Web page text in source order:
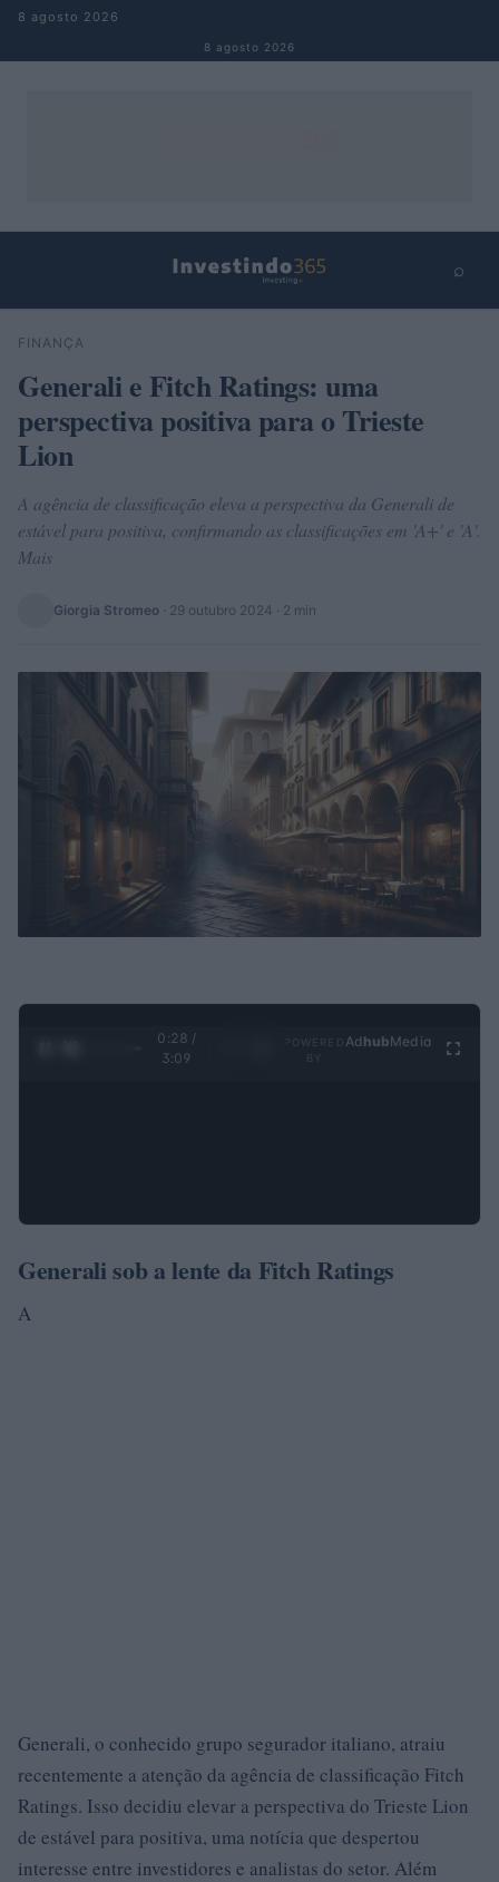
Pular para o conteúdo
8 agosto 2026
8 agosto 2026
⌕
Buscar
FINANÇA
Generali e Fitch Ratings: uma
perspectiva positiva para o Trieste
Lion
A agência de classificação eleva a perspectiva da Generali de
estável para positiva, confirmando as classificações em 'A+' e 'A'.
Mais
Giorgia Stromeo · 29 outubro 2024 · 2 min
0:29 /
3:09
Ad hubMedia
Generali sob a lente da Fitch Ratings
A
Generali, o conhecido grupo segurador italiano, atraiu
recentemente a atenção da agência de classificação Fitch
Ratings. Isso decidiu elevar a perspectiva do Trieste Lion
de estável para positiva, uma notícia que despertou
interesse entre investidores e analistas do setor. Além